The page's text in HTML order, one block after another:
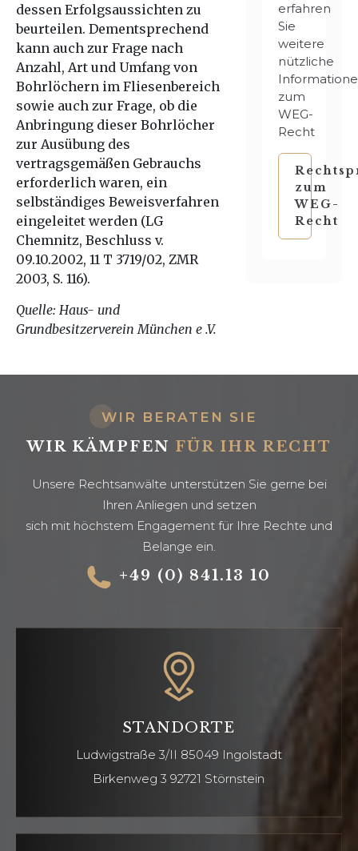
dessen Erfolgsaussichten zu
beurteilen. Dementsprechend
kann auch zur Frage nach
Anzahl, Art und Umfang von
Bohrlöchern im Fliesenbereich
sowie auch zur Frage, ob die
Anbringung dieser Bohrlöcher
zur Ausübung des
vertragsgemäßen Gebrauchs
erforderlich waren, ein
selbständiges Beweisverfahren
eingeleitet werden (LG
Chemnitz, Beschluss v.
09.10.2002, 11 T 3719/02, ZMR
2003, S. 116).
Quelle: Haus- und
Grundbesitzerverein München e .V.
erfahren
Sie
weitere
nützliche
zum
WEG-
Recht
zum
WEG-
Recht
WIR BERATEN SIE
WIR KÄMPFEN FÜR IHR RECHT
Unsere Rechtsanwälte unterstützen Sie gerne bei
Ihren Anliegen und setzen
sich mit höchstem Engagement für Ihre Rechte und
Belange ein.
+49 (0) 841.13 10
STANDORTE
Ludwigstraße 3/II 85049 Ingolstadt
Birkenweg 3 92721 Störnstein